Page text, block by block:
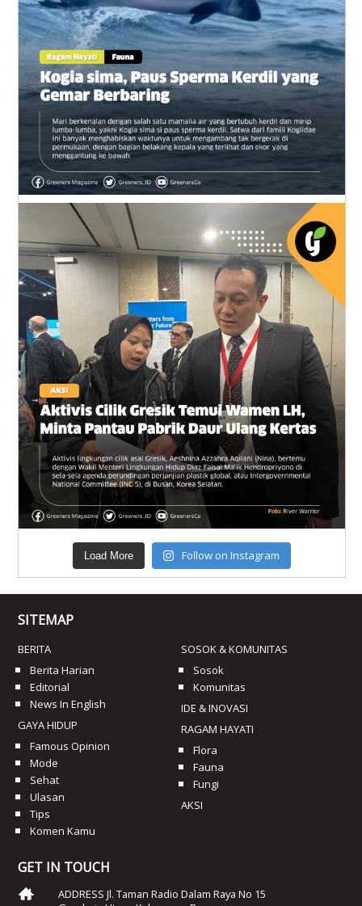
Load More Follow on Instagram
SITEMAP
BERITA
Berita Harian
Editorial
News In English
GAYA HIDUP
Famous Opinion
Mode
Sehat
Ulasan
Tips
Komen Kamu
SOSOK & KOMUNITAS
Sosok
Komunitas
IDE & INOVASI
RAGAM HAYATI
Flora
Fauna
Fungi
AKSI
GET IN TOUCH
ADDRESS Jl. Taman Radio Dalam Raya No 15